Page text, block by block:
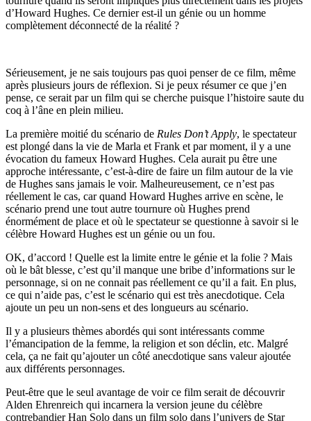
d’Howard Hughes. Ce dernier est-il un génie ou un homme
complètement déconnecté de la réalité ?
Sérieusement, je ne sais toujours pas quoi penser de ce film, même
après plusieurs jours de réflexion. Si je peux résumer ce que j’en
pense, ce serait par un film qui se cherche puisque l’histoire saute du
coq à l’âne en plein milieu.
La première moitié du scénario de Rules Don’t Apply, le spectateur
est plongé dans la vie de Marla et Frank et par moment, il y a une
évocation du fameux Howard Hughes. Cela aurait pu être une
approche intéressante, c’est-à-dire de faire un film autour de la vie
de Hughes sans jamais le voir. Malheureusement, ce n’est pas
réellement le cas, car quand Howard Hughes arrive en scène, le
scénario prend une tout autre tournure où Hughes prend
énormément de place et où le spectateur se questionne à savoir si le
célèbre Howard Hughes est un génie ou un fou.
OK, d’accord ! Quelle est la limite entre le génie et la folie ? Mais
où le bât blesse, c’est qu’il manque une bribe d’informations sur le
personnage, si on ne connait pas réellement ce qu’il a fait. En plus,
ce qui n’aide pas, c’est le scénario qui est très anecdotique. Cela
ajoute un peu un non-sens et des longueurs au scénario.
Il y a plusieurs thèmes abordés qui sont intéressants comme
l’émancipation de la femme, la religion et son déclin, etc. Malgré
cela, ça ne fait qu’ajouter un côté anecdotique sans valeur ajoutée
aux différents personnages.
Peut-être que le seul avantage de voir ce film serait de découvrir
Alden Ehrenreich qui incarnera la version jeune du célèbre
contrebandier Han Solo dans un film solo dans l’univers de Star